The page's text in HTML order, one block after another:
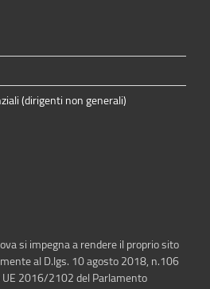
(dirigenti non generali)
si impegna a rendere il proprio sito
al D.lgs. 10 agosto 2018, n.106
2016/2102 del Parlamento